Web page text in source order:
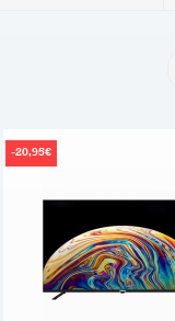
-20,95€